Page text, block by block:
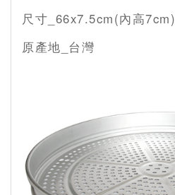
尺寸_66x7.5cm(內高7cm)
原產地_台灣